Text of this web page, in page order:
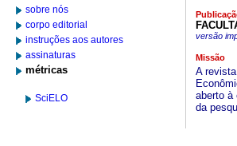
sobre nós
corpo editorial
instruções aos autores
assinaturas
métricas
SciELO
versão
Missão
A
aberto à
da